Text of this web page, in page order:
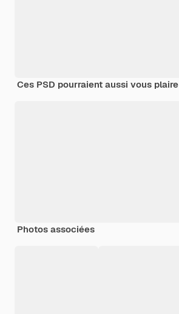
Ces PSD pourraient aussi vous plaire
Photos associées